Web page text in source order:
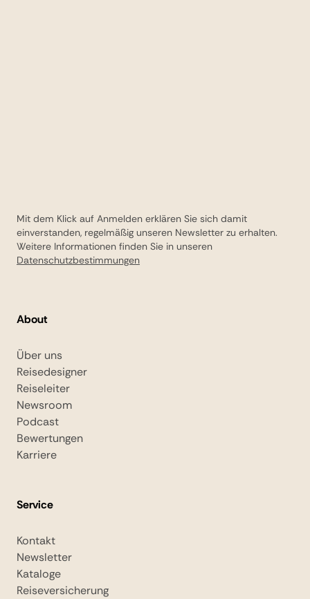
Mit dem Klick auf Anmelden erklären Sie sich damit
einverstanden, regelmäßig unseren Newsletter zu erhalten.
Weitere Informationen finden Sie in unseren
Datenschutzbestimmungen
About
Über uns
Reisedesigner
Reiseleiter
Newsroom
Podcast
Bewertungen
Karriere
Service
Kontakt
Newsletter
Kataloge
Reiseversicherung